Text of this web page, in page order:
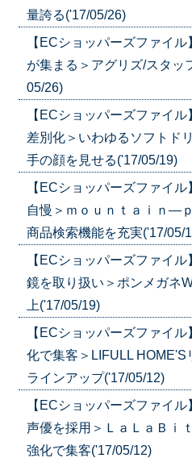
量誇る('17/05/26)
【ECショッパーズファイ
が集まる＞アグリズ/スタッ
05/26)
【ECショッパーズファイ
差別化＞いわゆるソフトド
手の顔を見せる('17/05/19)
【ECショッパーズファイ
自慢＞ｍｏｕｎｔａｉｎ―
商品検索機能を充実('17/05/
【ECショッパーズファイ
鏡を取り扱い＞ポンメガネ
上('17/05/19)
【ECショッパーズファイ
化で集客＞LIFULL HOME'S
ラインアップ('17/05/12)
【ECショッパーズファイ
声優を採用＞ＬａＬａＢｉ
強化で集客('17/05/12)